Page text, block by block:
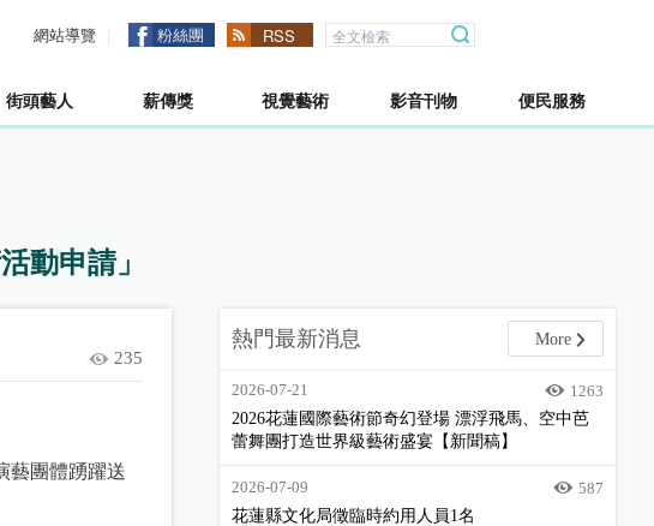
網站導覽 粉絲團 RSS
街頭藝人 薪傳獎 視覺藝術 影音刊物 便民服務
動申請」
235
藝團體踴躍送
熱門最新消息 More
2026-07-21
1263
2026花蓮國際藝術節奇幻登場 漂浮飛馬、空中芭
蕾舞團打造世界級藝術盛宴【新聞稿】
2026-07-09
587
花蓮縣文化局徵臨時約用人員1名